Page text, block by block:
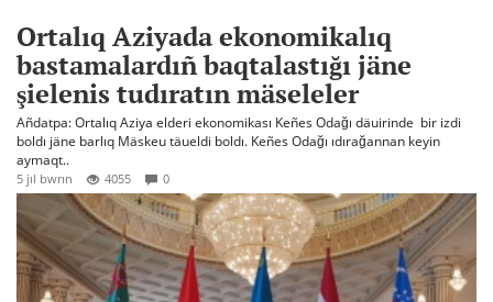
Ortalıq Aziyada ekonomikalıq
bastamalardıñ baqtalastığı jäne
şielenis tudıratın mäseleler
Añdatpa: Ortalıq Aziya elderi ekonomikası Keñes Odağı däuirinde bir izdi
boldı jäne barlıq Mäskeu täueldi boldı. Keñes Odağı ıdırağannan keyin
aymaqt..
5 jıl bwrın 4055 0